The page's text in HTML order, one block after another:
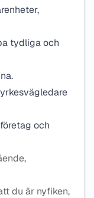
tydliga och
och
du är nyfiken,